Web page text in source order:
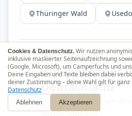
Thüringer Wald
BUNDESLÄNDER
Bundesländer
Deutschland
Wohnmobile in allen
Bundesländern
Cookies & Datenschutz. Wir nutzen
inklusive maskierter Seitenaufzeichnung
(Google, Microsoft), um Camperfuchs und
Deine Eingaben und Texte bleiben dabei
deiner Zustimmung – deine Wahl gilt für
Datenschutz
Ablehnen Akzeptieren